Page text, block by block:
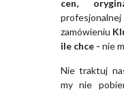
cen,
zamówieniu
ile chce - nie
Nie traktuj
my nie